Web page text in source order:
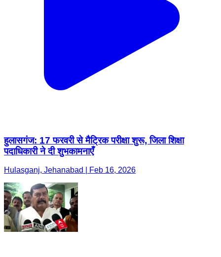
हुलासगंज: 17 फरवरी से मैट्रिक परीक्षा शुरू, जिला शिक्षा
पदाधिकारी ने दी शुभकामनाएँ
Hulasganj, Jehanabad | Feb 16, 2026